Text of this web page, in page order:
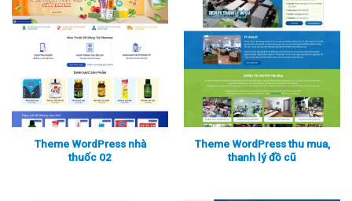
Theme WordPress nhà
thuốc 02
Theme WordPress thu mua,
thanh lý đồ cũ